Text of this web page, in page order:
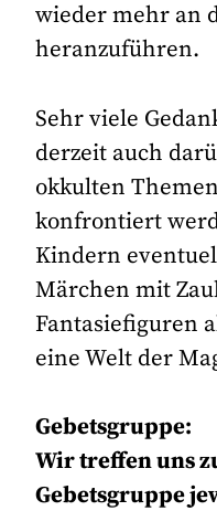
wieder mehr an
heranzuführen.
Sehr viele
derzeit auch
okkulten
konfrontiert
Kindern
Märchen mit
Fantasiefiguren
eine Welt der
Gebetsgruppe:
Wir treffen uns
Gebetsgruppe